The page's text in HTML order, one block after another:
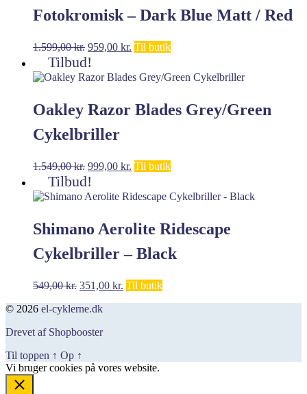
Fotokromisk – Dark Blue Matt / Red
Photochromic
1.599,00kr. Den
oprindelige
pris
var:
959,00 kr. Den
pris
er:
Til butik
Tilbud!
Oakley Razor Blades Grey/Green
Cykelbriller
1.549,00kr. Den
oprindelige
pris
var:
999,00 kr. Den
pris
er:
Til butik
Tilbud!
Shimano Aerolite Ridescape
Cykelbriller – Black
549,00kr. Den
pris
549,00 kr..
351,00 kr. Den
Til butik
© 2026 el-cyklerne.dk
Drevet af Shopbooster
Til toppen ↑ Op ↑
Vi bruger cookies på vores website.